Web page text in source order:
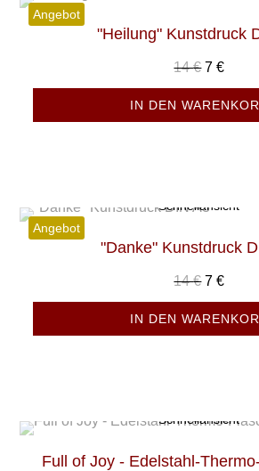
Angebot
"Heilung" Kunstdruck
14€
Preis
war:
7€
Preis
ist:
IN DEN
Angebot
Schnellansicht
"Danke" Kunstdruck
14€
Preis
war:
7€
Preis
ist:
IN DEN
Schnellansicht
Full of Joy - Edelstahl-